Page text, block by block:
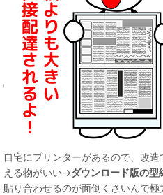
自宅にプリンターがあるので、改
える物がいい→ダウンロード版の型
貼り合わせるのが面倒くさいんで